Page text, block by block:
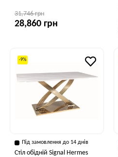
31,746 грн
28,860 грн
-9%
Під замовлення до 14 днів
Стіл обідній Signal Hermes